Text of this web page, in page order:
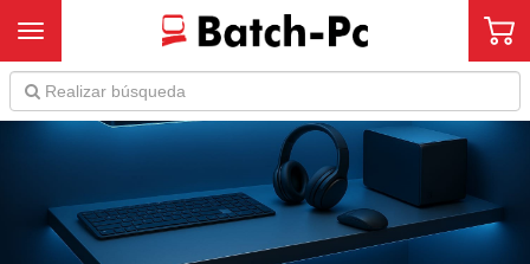
Toggle navigation